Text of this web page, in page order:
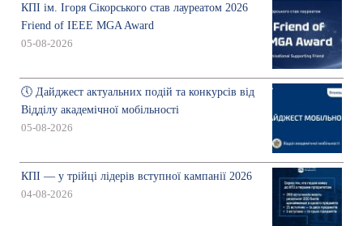
КПІ ім. Ігоря Сікорського став лауреатом 2026
Friend of IEEE MGA Award
05-08-2026
🕔 Дайджест актуальних подій та конкурсів від
Відділу академічної мобільності
05-08-2026
КПІ — у трійці лідерів вступної кампанії 2026
04-08-2026